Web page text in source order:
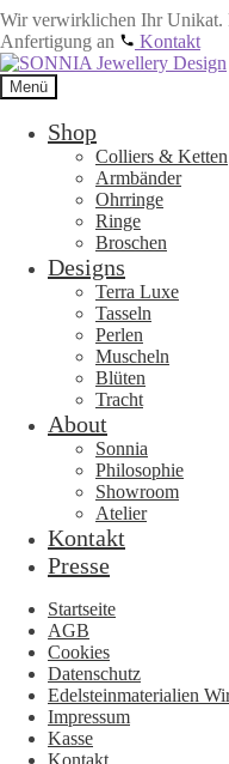
Wir verwirklichen Ihr Unikat.
Anfertigung an
Kontakt
Zur
Navigation
springen
Zum
Inhalt
springen
Menü
Shop
Colliers & Ketten
Armbänder
Ohrringe
Ringe
Broschen
Designs
Terra Luxe
Tasseln
Perlen
Muscheln
Blüten
Tracht
About
Sonnia
Philosophie
Showroom
Atelier
Kontakt
Presse
Startseite
AGB
Cookies
Datenschutz
Edelsteinmaterialien
Impressum
Kasse
Kontakt